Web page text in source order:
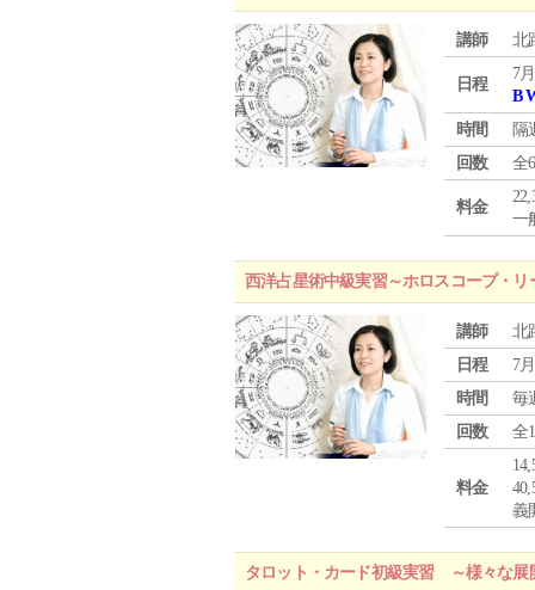
講師 北
日程
7
B
時間
隔
回数
全
料金
一
西洋占星術中級実習～ホロスコープ・
講師
北
日程
7
時間
毎
回数
全
料金
義
タロット・カード初級実習 ～様々な展